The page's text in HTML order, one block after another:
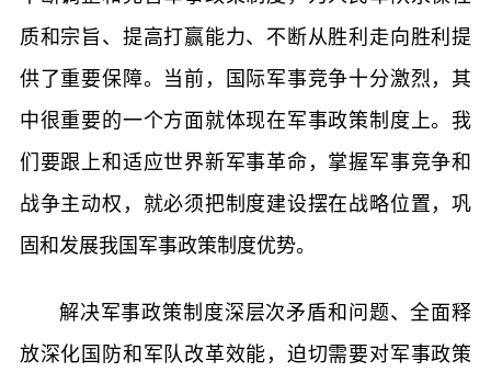
质和宗旨、提高打赢能力、不断从胜利走向胜利提
供了重要保障。当前，国际军事竞争十分激烈，其
中很重要的一个方面就体现在军事政策制度上。我
们要跟上和适应世界新军事革命，掌握军事竞争和
战争主动权，就必须把制度建设摆在战略位置，巩
固和发展我国军事政策制度优势。
解决军事政策制度深层次矛盾和问题、全面释
放深化国防和军队改革效能，迫切需要对军事政策